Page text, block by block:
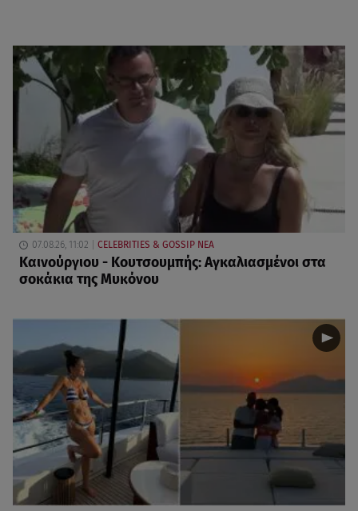
07.08.26, 11:02 CELEBRITIES & GOSSIP ΝΕΑ
Καινούργιου - Κουτσουμπής: Αγκαλιασμένοι στα
σοκάκια της Μυκόνου